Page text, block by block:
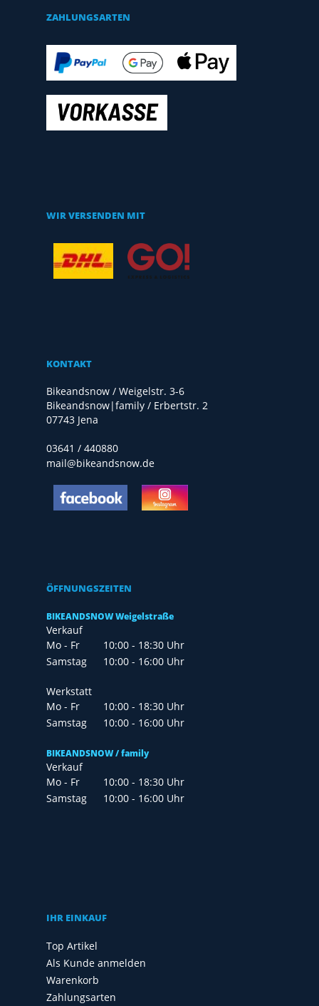
ZAHLUNGSARTEN
WIR VERSENDEN MIT
KONTAKT
Bikeandsnow / Weigelstr. 3-6
Bikeandsnow|family / Erbertstr. 2
07743 Jena
03641 / 440880
mail@bikeandsnow.de
ÖFFNUNGSZEITEN
BIKEANDSNOW Weigelstraße
Verkauf
Mo - Fr
10:00 - 18:30 Uhr
Samstag
10:00 - 16:00 Uhr
Werkstatt
Mo - Fr
10:00 - 18:30 Uhr
Samstag
10:00 - 16:00 Uhr
BIKEANDSNOW / family
Verkauf
Mo - Fr
10:00 - 18:30 Uhr
Samstag
10:00 - 16:00 Uhr
IHR EINKAUF
Top Artikel
Als Kunde anmelden
Warenkorb
Zahlungsarten